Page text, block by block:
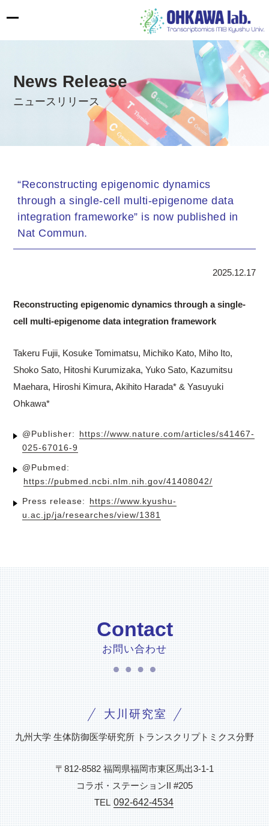
News Release
ニュースリリース
“Reconstructing epigenomic dynamics
through a single-cell multi-epigenome data
integration frameworke” is now published in
Nat Commun.
2025.12.17
Reconstructing epigenomic dynamics through a single-
cell multi-epigenome data integration framework
Takeru Fujii, Kosuke Tomimatsu, Michiko Kato, Miho Ito,
Shoko Sato, Hitoshi Kurumizaka, Yuko Sato, Kazumitsu
Maehara, Hiroshi Kimura, Akihito Harada* & Yasuyuki
Ohkawa*
@Publisher:
https://www.nature.com/articles/s41467-
025-67016-9
@Pubmed:
https://pubmed.ncbi.nlm.nih.gov/41408042/
Press release:
https://www.kyushu-
u.ac.jp/ja/researches/view/1381
Contact
お問い合わせ
大川研究室
九州大学 生体防御医学研究所 トランスクリプトミクス分野
〒812-8582 福岡県福岡市東区馬出3-1-1
コラボ・ステーションII #205
TEL 092-642-4534